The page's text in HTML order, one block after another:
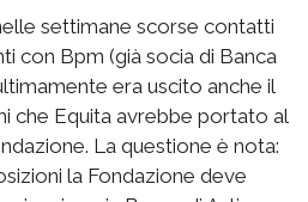
settimane scorse contatti
con Bpm (già socia di Banca
era uscito anche il
che Equita avrebbe portato al
La questione è nota:
la Fondazione deve